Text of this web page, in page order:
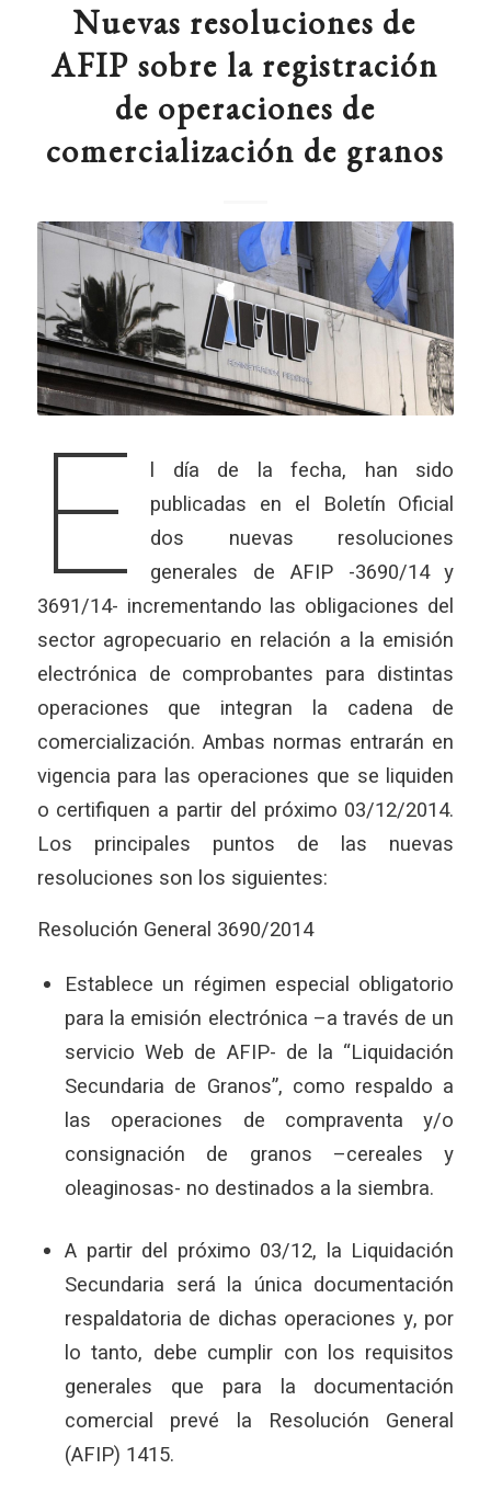
Nuevas resoluciones de
AFIP sobre la registración
de operaciones de
comercialización de granos
E
l día de la fecha, han sido
publicadas en el Boletín Oficial
dos nuevas resoluciones
generales de AFIP -3690/14 y
3691/14- incrementando las obligaciones del
sector agropecuario en relación a la emisión
electrónica de comprobantes para distintas
operaciones que integran la cadena de
comercialización. Ambas normas entrarán en
vigencia para las operaciones que se liquiden
o certifiquen a partir del próximo 03/12/2014.
Los principales puntos de las nuevas
resoluciones son los siguientes:
Resolución General 3690/2014
Establece un régimen especial obligatorio
para la emisión electrónica –a través de un
servicio Web de AFIP- de la “Liquidación
Secundaria de Granos”, como respaldo a
las operaciones de compraventa y/o
consignación de granos –cereales y
oleaginosas- no destinados a la siembra.
A partir del próximo 03/12, la Liquidación
Secundaria será la única documentación
respaldatoria de dichas operaciones y, por
lo tanto, debe cumplir con los requisitos
generales que para la documentación
comercial prevé la Resolución General
(AFIP) 1415.